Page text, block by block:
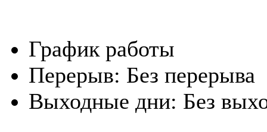
График работы
Перерыв: Без перерыва
Выходные дни: Без